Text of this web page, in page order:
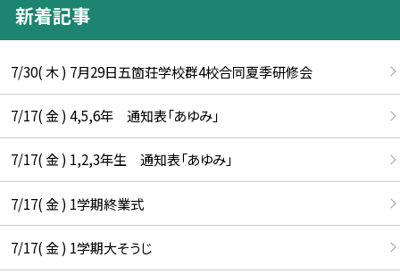
新着記事
7/30( 木 ) 7月29日五箇荘学校群4校合同夏季研修会
7/17( 金 ) 4,5,6年 通知表「あゆみ」
7/17( 金 ) 1,2,3年生 通知表「あゆみ」
7/17( 金 ) 1学期終業式
7/17( 金 ) 1学期大そうじ